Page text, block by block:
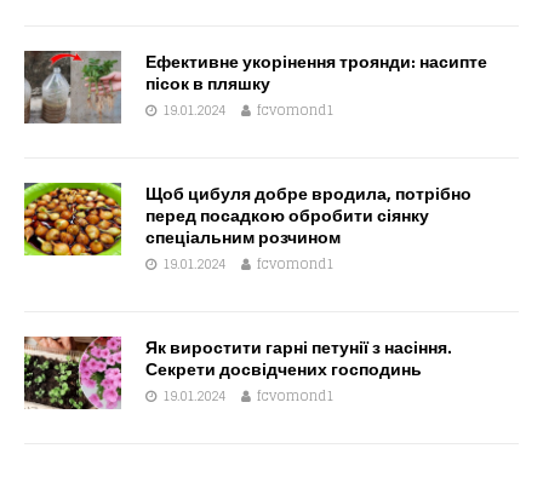
Ефективне укорінення троянди: насипте
пісок в пляшку
19.01.2024 fcvomond1
Щоб цибуля добре вродила, потрібно
перед посадкою обробити сіянку
спеціальним розчином
19.01.2024 fcvomond1
Як виростити гарні петунії з насіння.
Секрети досвідчених господинь
19.01.2024 fcvomond1